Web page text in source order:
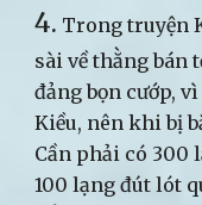
4. Trong truyện
sài về thằng bán
đảng bọn cướp,
Kiều, nên khi bị
Cần phải có 300
100 lạng đút lót